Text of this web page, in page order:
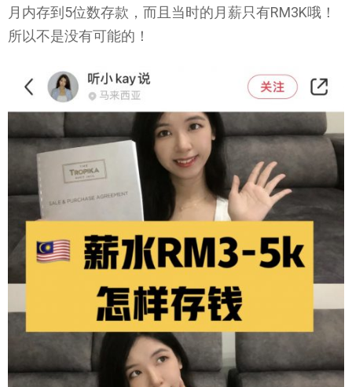
月内存到5位数存款，而且当时的月薪只有RM3K哦！
所以不是没有可能的！